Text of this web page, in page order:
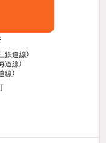
鉄道線）
道線）
線）